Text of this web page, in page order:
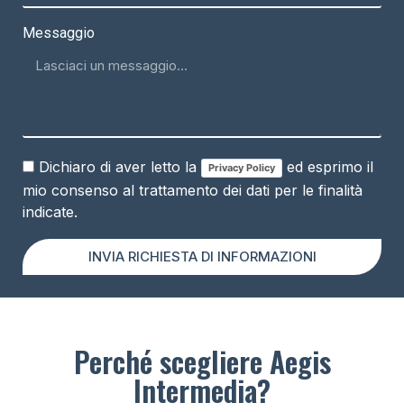
Messaggio
Dichiaro di aver letto la Privacy Policy
ed esprimo il
mio consenso al trattamento dei dati per le finalità
indicate.
INVIA RICHIESTA DI INFORMAZIONI
Perché scegliere Aegis
Intermedia?